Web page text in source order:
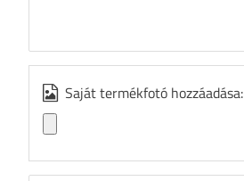
Saját termékfotó hozzáadása: